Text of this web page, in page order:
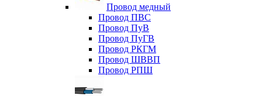
Провод медный
Провод ПВС
Провод ПуВ
Провод ПуГВ
Провод РКГМ
Провод ШВВП
Провод РПШ